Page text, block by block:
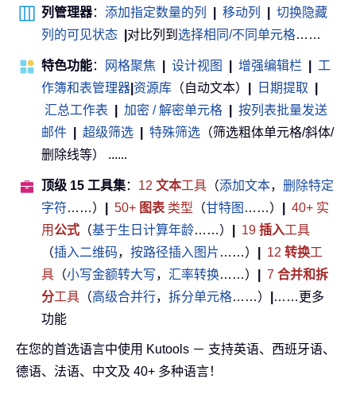
列管理器： 添加指定数量的列 移动列
切换隐藏
列的可见状态
对比列到 选择相同/不同单元格……
特色功能： 网格聚焦 设计视图 增强编辑栏
工
作簿和表管理器 资源库 （自动文本） 日期提取
汇总工作表
加密 / 解密单元格
按列表批量发送
邮件
超级筛选 特殊筛选 （筛选粗体单元格/斜体/
删除线等） ......
顶级 15 工具集： 12 文本工具 （添加文本， 删除特定
字符……） 50+ 图表 类型 （甘特图 ……）
40+ 实
用公式 （基于生日计算年龄……） 19 插入工具
（插入二维码， 按路径插入图片……） 12 转换工
具 （小写金额转大写， 汇率转换……） 7 合并和拆
分工具 （高级合并行， 拆分单元格……）
……更多
功能
在您的首选语言中使用 Kutools － 支持英语、西班牙语、
德语、法语、中文及 40+ 多种语言！